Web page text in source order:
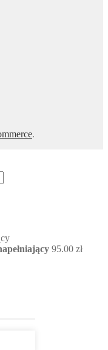
.
95.00 zł